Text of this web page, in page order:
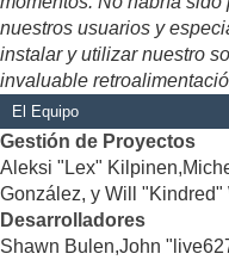
nuestros usuarios y
instalar y utilizar nuestro
invaluable
El Equipo
Gestión de Proyectos
Aleksi "Lex"
González, y Will "Kindred"
Desarrolladores
Shawn Bulen,John